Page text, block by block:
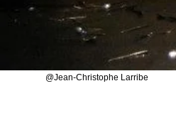
@Jean-Christophe Larribe